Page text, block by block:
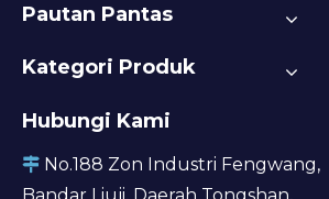
Pautan Pantas
Kategori Produk
Hubungi Kami
 No.188 Zon Industri Fengwang,